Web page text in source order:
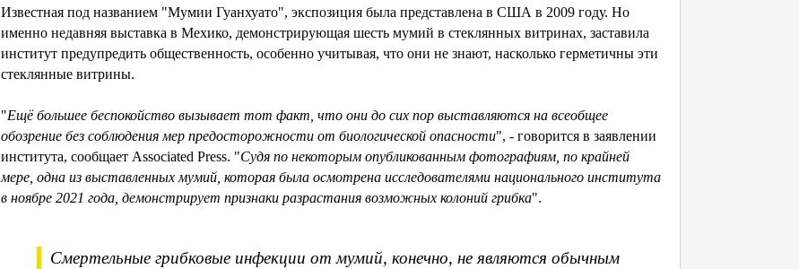
Известная под названием "Мумии Гуанхуато", экспозиция была представлена в США в 2009 году. Но
именно недавняя выставка в Мехико, демонстрирующая шесть мумий в стеклянных витринах, заставила
институт предупредить общественность, особенно учитывая, что они не знают, насколько герметичны эти
стеклянные витрины.
"Ещё большее беспокойство вызывает тот факт, что они до сих пор выставляются на всеобщее
обозрение без соблюдения мер предосторожности от биологической опасности", - говорится в заявлении
института, сообщает Associated Press. "Судя по некоторым опубликованным фотографиям, по крайней
мере, одна из выставленных мумий, которая была осмотрена исследователями национального института
в ноябре 2021 года, демонстрирует признаки разрастания возможных колоний грибка".
Смертельные грибковые инфекции от мумий, конечно, не являются обычным